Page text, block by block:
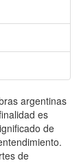
argentinas
es
de
de